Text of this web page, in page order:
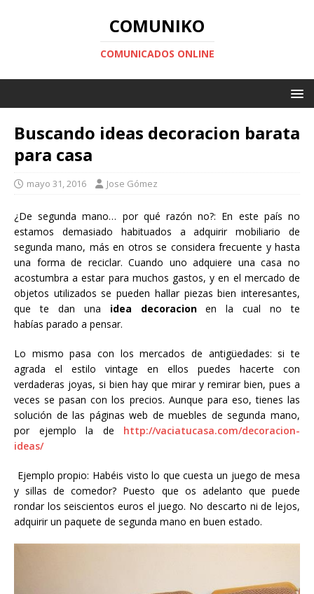
COMUNIKO
COMUNICADOS ONLINE
Buscando ideas decoracion barata
para casa
mayo 31, 2016 Jose Gómez
¿De segunda mano… por qué razón no?: En este país no
estamos demasiado habituados a adquirir mobiliario de
segunda mano, más en otros se considera frecuente y hasta
una forma de reciclar. Cuando uno adquiere una casa no
acostumbra a estar para muchos gastos, y en el mercado de
objetos utilizados se pueden hallar piezas bien interesantes,
que te dan una idea decoracionen la cual no te
habías parado a pensar.
Lo mismo pasa con los mercados de antigüedades: si te
agrada el estilo vintage en ellos puedes hacerte con
verdaderas joyas, si bien hay que mirar y remirar bien, pues a
veces se pasan con los precios. Aunque para eso, tienes las
solución de las páginas web de muebles de segunda mano,
por ejemplo la de http://vaciatucasa.com/decoracion-
ideas/
Ejemplo propio: Habéis visto lo que cuesta un juego de mesa
y sillas de comedor? Puesto que os adelanto que puede
rondar los seiscientos euros el juego. No descarto ni de lejos,
adquirir un paquete de segunda mano en buen estado.